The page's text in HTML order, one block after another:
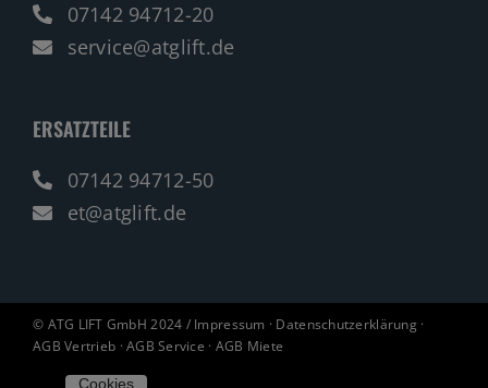
07142 94712-20
service@atglift.de
ERSATZTEILE
07142 94712-50
et@atglift.de
© ATG LIFT GmbH 2024 / Impressum · Datenschutzerklärung ·
AGB Vertrieb ·AGB Service · AGB Miete
Cookies